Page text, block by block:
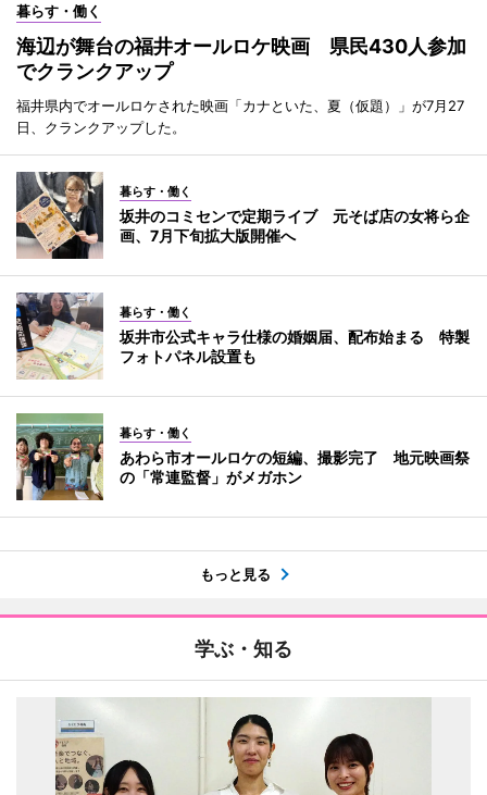
暮らす・働く
海辺が舞台の福井オールロケ映画 県民430人参加
でクランクアップ
福井県内でオールロケされた映画「カナといた、夏（仮題）」が7月27
日、クランクアップした。
暮らす・働く
坂井のコミセンで定期ライブ 元そば店の女将ら企
画、7月下旬拡大版開催へ
暮らす・働く
坂井市公式キャラ仕様の婚姻届、配布始まる 特製
フォトパネル設置も
暮らす・働く
あわら市オールロケの短編、撮影完了 地元映画祭
の「常連監督」がメガホン
もっと見る
学ぶ・知る